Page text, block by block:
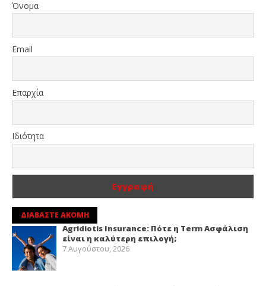
Όνομα
Email
Επαρχία
Ιδιότητα
ΔΙΑΒΑΣΤΕ ΑΚΟΜΗ
Agridiotis Insurance: Πότε η Term Ασφάλιση
είναι η καλύτερη επιλογή;
7 Αυγούστου, 2026